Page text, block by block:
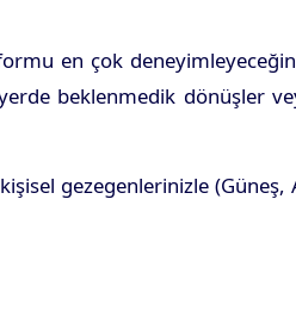
en çok
beklenmedik dönüşler
gezegenlerinizle (Güneş,